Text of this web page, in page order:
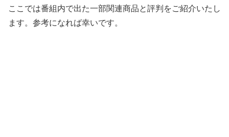
ここでは番組内で出た一部関連商品と評判をご紹介いたし
ます。参考になれば幸いです。